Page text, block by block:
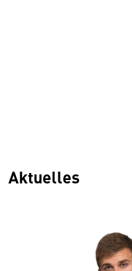
Aktuelles